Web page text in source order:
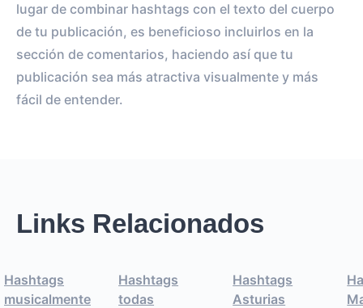
lugar de combinar hashtags con el texto del cuerpo
de tu publicación, es beneficioso incluirlos en la
sección de comentarios, haciendo así que tu
publicación sea más atractiva visualmente y más
fácil de entender.
Links Relacionados
Hashtags
musicalmente
Hashtags
todas
Hashtags
Asturias